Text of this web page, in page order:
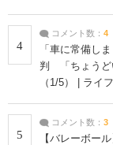
4
コメント数： 4
「車に常備し
判 「ちょうど
（1/5） | ライ
5
コメント数： 3
【バレーボー